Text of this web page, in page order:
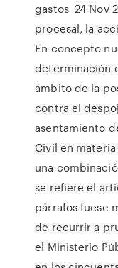
gastos 24 Nov
procesal, la
En concepto
determinación
ámbito de la
contra el
asentamiento
Civil en
una
se refiere el
párrafos fuese
de recurrir a
el Ministerio